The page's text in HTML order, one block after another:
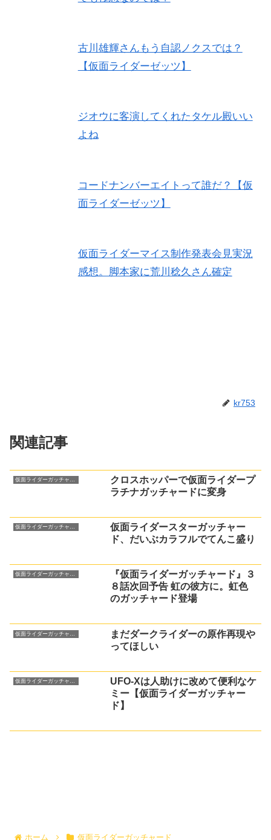
古川雄輝さんもう自認ノクスでは？
【仮面ライダーゼッツ】
ジオウに客演してくれたタケル殿いい
よね
コードナンバーエイトって誰だ？【仮
面ライダーゼッツ】
仮面ライダーマイス制作発表会見実況
感想。脚本家に荒川稔久さん確定
kr753
関連記事
クロスホッパーで仮面ライダープ
ラチナガッチャードに変身
仮面ライダーガッチャード
仮面ライダースターガッチャー
ド、だいぶカラフルでてんこ盛り
仮面ライダーガッチャード
『仮面ライダーガッチャード』３
８話次回予告 虹の彼方に。虹色
のガッチャード登場
まだダークライダーの原作再現や
ってほしい
UFO-Xは人助けに改めて便利なケ
ミー【仮面ライダーガッチャー
ド】
ホーム 仮面ライダーガッチャード